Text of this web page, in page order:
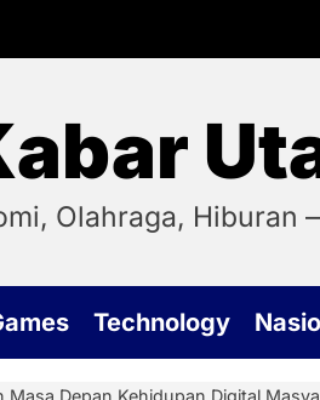
Olahraga, Hiburan
Technology
Masa Depan Kehidupan Digital